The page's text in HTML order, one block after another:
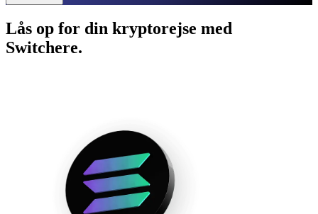
Lås op for din kryptorejse med
Switchere.